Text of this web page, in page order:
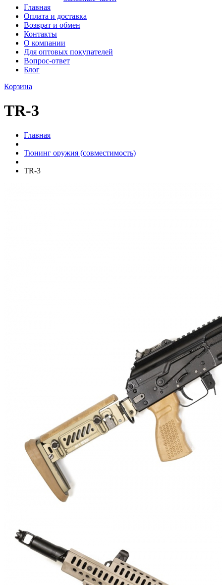
Главная
Оплата и доставка
Возврат и обмен
Контакты
О компании
Для оптовых покупателей
Вопрос-ответ
Блог
Корзина
TR-3
Главная
Тюнинг оружия (совместимость)
TR-3